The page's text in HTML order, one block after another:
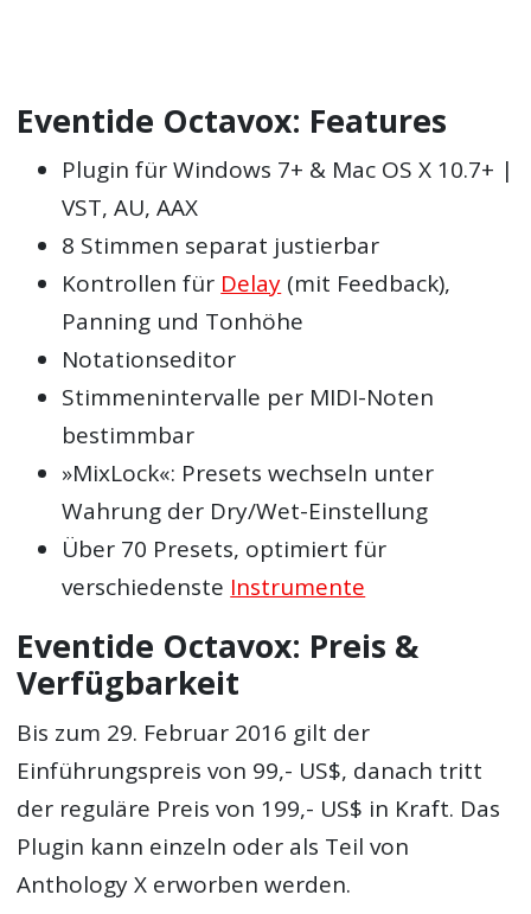
Eventide Octavox: Features
Plugin für Windows 7+ & Mac OS X 10.7+ |
VST, AU, AAX
8 Stimmen separat justierbar
Kontrollen für Delay (mit Feedback),
Panning und Tonhöhe
Notationseditor
Stimmenintervalle per MIDI-Noten
bestimmbar
»MixLock«: Presets wechseln unter
Wahrung der Dry/Wet-Einstellung
Über 70 Presets, optimiert für
verschiedenste Instrumente
Eventide Octavox: Preis &
Verfügbarkeit
Bis zum 29. Februar 2016 gilt der
Einführungspreis von 99,- US$, danach tritt
der reguläre Preis von 199,- US$ in Kraft. Das
Plugin kann einzeln oder als Teil von
Anthology X erworben werden.